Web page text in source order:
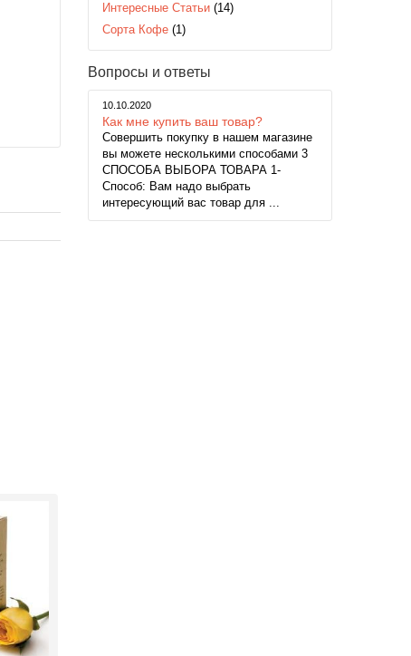
Интересные Статьи (14)
Сорта Кофе (1)
Вопросы и ответы
10.10.2020
Как мне купить ваш товар?
Совершить покупку в нашем магазине
вы можете несколькими способами 3
СПОСОБА ВЫБОРА ТОВАРА 1-
Способ: Вам надо выбрать
интересующий вас товар для ...